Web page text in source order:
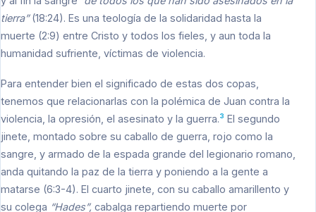
tierra”(18:24). Es una teología de la solidaridad hasta la
muerte (2:9) entre Cristo y todos los fieles, y aun toda la
humanidad sufriente, víctimas de violencia.
Para entender bien el significado de estas dos copas,
tenemos que relacionarlas con la polémica de Juan contra la
violencia, la opresión, el asesinato y la guerra.3 El segundo
jinete, montado sobre su caballo de guerra, rojo como la
sangre, y armado de la espada grande del legionario romano,
anda quitando la paz de la tierra y poniendo a la gente a
matarse (6:3-4). El cuarto jinete, con su caballo amarillento y
su colega “Hades”, cabalga repartiendo muerte por